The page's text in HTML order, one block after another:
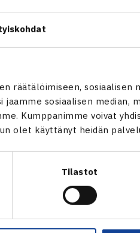
räätälöimiseen, sosiaalisen
sosiaalisen median,
Kumppanimme voivat
olet käyttänyt heidän
Tilastot
75 75